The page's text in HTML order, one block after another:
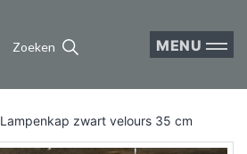
Zoeken MENU
Lampenkap zwart velours 35 cm